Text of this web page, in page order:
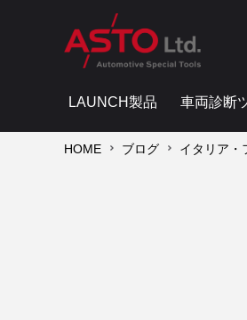
LAUNCH製品 車両診断
HOME ブログ イタリア・